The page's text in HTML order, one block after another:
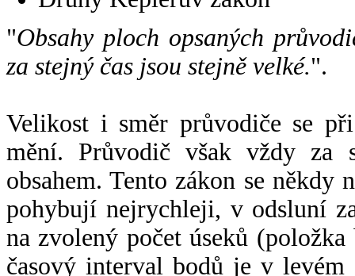
"Obsahy ploch opsaných
za stejný čas jsou stejně velké.".
Velikost i směr průvodiče se
mění. Průvodič však vždy za
obsahem. Tento zákon se někdy
pohybují nejrychleji, v odsluní
na zvolený počet úseků
časový interval bodů je v